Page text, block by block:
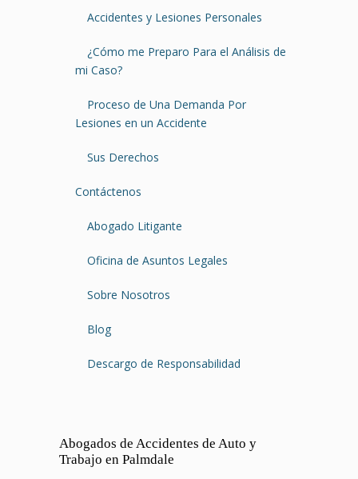
Accidentes y Lesiones Personales
¿Cómo me Preparo Para el Análisis de
mi Caso?
Proceso de Una Demanda Por
Lesiones en un Accidente
Sus Derechos
Contáctenos
Abogado Litigante
Oficina de Asuntos Legales
Sobre Nosotros
Blog
Descargo de Responsabilidad
Abogados de Accidentes de Auto y
Trabajo en Palmdale